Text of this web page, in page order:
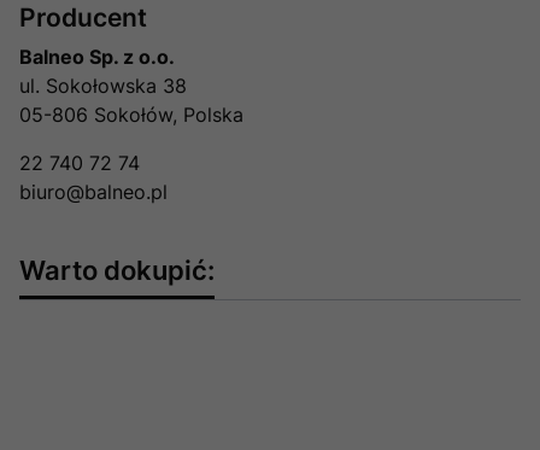
Producent
Balneo Sp. z o.o.
ul. Sokołowska 38
05-806 Sokołów, Polska
22 740 72 74
biuro@balneo.pl
Warto dokupić: